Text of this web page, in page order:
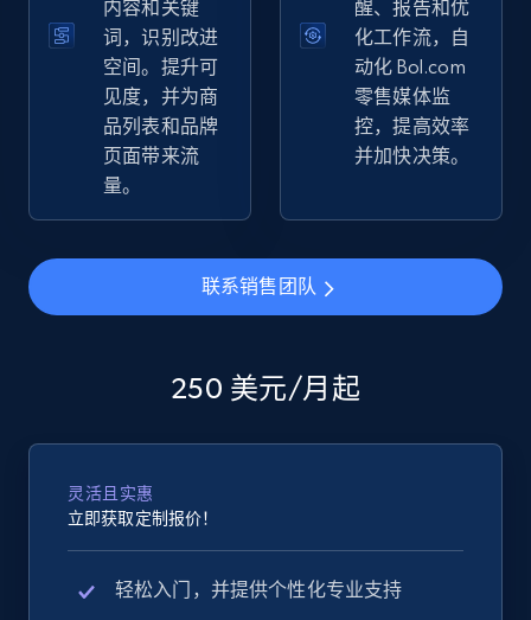
Seller reviews, Breadcrumbs, Root category, and
more.
2.5K+ 359+ 立即开始
specified keywords
URL, Product id, Title, Seller name, Seller rating,
Seller reviews, Breadcrumbs, Root category, and
eBay - Collect products from shops on eBay
Seller reviews, Breadcrumbs, Root category, and
内容和关键
词，识别改进
空间。提升可
见度，并为商
品列表和品牌
页面带来流
量。
醒、报告和优
化工作流，自
动化 Bol.com
零售媒体监
控，提高效率
并加快决策。
联系销售团队
250 美元/月起
灵活且实惠
立即获取定制报价！
轻松入门，并提供个性化专业支持